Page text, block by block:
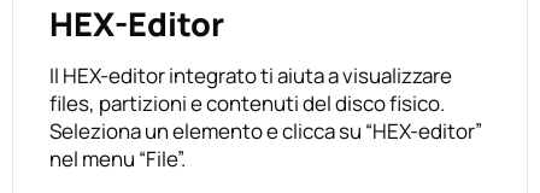
HEX-Editor
Il HEX-editor integrato ti aiuta a visualizzare
files, partizioni e contenuti del disco fisico.
Seleziona un elemento e clicca su “HEX-editor”
nel menu “File”.